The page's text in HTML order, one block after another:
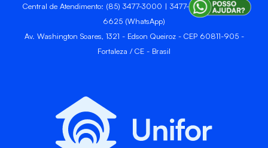
Central de Atendimento: (85) 3477-3000 | 3477-3400 | 99246-
6625 (WhatsApp)
Av. Washington Soares, 1321 - Edson Queiroz - CEP 60811-905 -
Fortaleza / CE - Brasil